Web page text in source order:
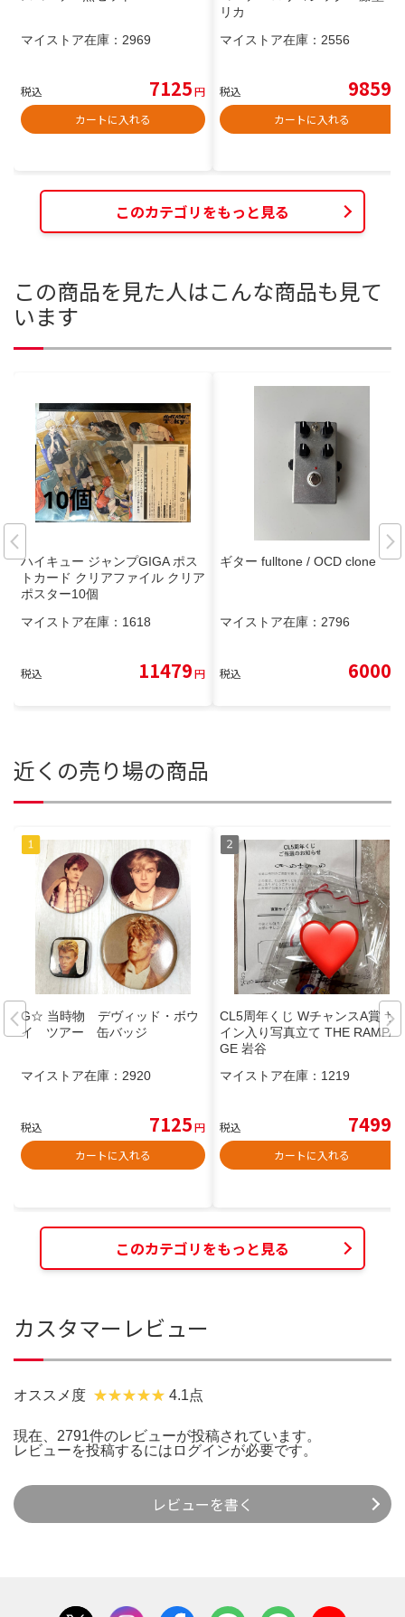
マイストア在庫： 2969
税込 7125円
カートに入れる
リカ
マイストア在庫： 2556
税込 9859
カートに入れる
このカテゴリをもっと見る
この商品を見た人はこんな商品も見て
います
ハイキュー ジャンプGIGA ポス
トカード クリアファイル クリア
ポスター10個
マイストア在庫： 1618
税込 11479円
ギター fulltone / OCD clone
マイストア在庫： 2796
税込 6000
近くの売り場の商品
G☆ 当時物 デヴィッド・ボウ
イ ツアー 缶バッジ
マイストア在庫： 2920
税込 7125円
カートに入れる
CL5周年くじ WチャンスA賞 サ
イン入り写真立て THE RAMPA
GE 岩谷
マイストア在庫： 1219
税込 7499
カートに入れる
このカテゴリをもっと見る
カスタマーレビュー
オススメ度 4.1点
現在、2791件のレビューが投稿されています。
レビューを投稿するには ログインが必要です。
レビューを書く